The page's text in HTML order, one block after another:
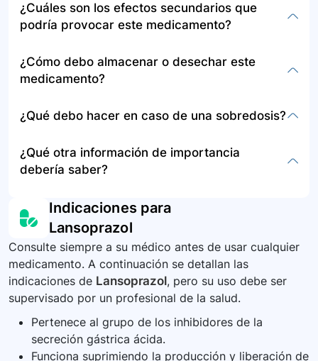
posible. Si es casi hora para su próxima dosis,
omita la olvidada y continúe con su horario
¿Cuáles son los efectos secundarios que
podría provocar este medicamento?
ampollas, fiebre, dolor en articulaciones,
convulsiones, mareos, cansancio excesivo, y
¿Cómo debo almacenar o desechar este
medicamento?
proporcionadas por el fabricante o su
de forma segura el medicamento no utilizado.
¿Qué debo hacer en caso de una sobredosis?
de emergencia o contacte a un centro de control
de envenenamiento de inmediato.
¿Qué otra información de importancia
debería saber?
pacientes con alto riesgo de sangrado bajo
ciertas condiciones y estar atento a posibles
riesgos como hipomagnesemia y fracturas
óseas con uso prolongado.
Indicaciones para
Lansoprazol
Consulte siempre a su médico antes de usar cualquier
medicamento. A continuación se detallan las
indicaciones de Lansoprazol, pero su uso debe ser
supervisado por un profesional de la salud.
Pertenece al grupo de los inhibidores de la
secreción gástrica ácida.
Funciona suprimiendo la producción y liberación de